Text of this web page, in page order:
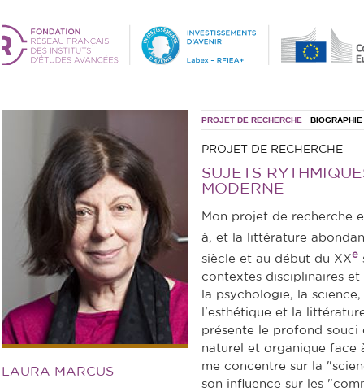
LAURA MARCUS
PROJET DE RECHERCHE BIOGRAPHIE
PROJET DE RECHERCHE
SUJETS
MODERNE
Mon projet de recherche
à, et la littérature
siècle et au début du XXe
contextes disciplinaires
la psychologie, la
l'esthétique et la
présente le profond souci
naturel et organique face
me concentre sur la
son influence sur les